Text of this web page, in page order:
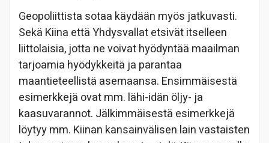
Geopoliittista sotaa käydään myös jatkuvasti.
Sekä Kiina että Yhdysvallat etsivät itselleen
liittolaisia, jotta ne voivat hyödyntää maailman
tarjoamia hyödykkeitä ja parantaa
maantieteellistä asemaansa. Ensimmäisestä
esimerkkejä ovat mm. lähi-idän öljy- ja
kaasuvarannot. Jälkimmäisestä esimerkkejä
löytyy mm. Kiinan kansainvälisen lain vastaisten